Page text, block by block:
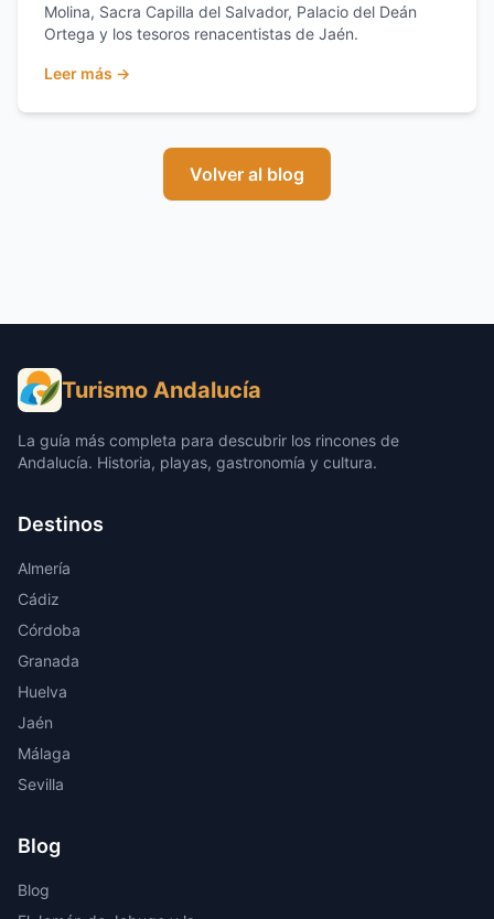
Molina, Sacra Capilla del Salvador, Palacio del Deán
Ortega y los tesoros renacentistas de Jaén.
Leer más →
Volver al blog
Turismo Andalucía
La guía más completa para descubrir los rincones de
Andalucía. Historia, playas, gastronomía y cultura.
Destinos
Almería
Cádiz
Córdoba
Granada
Huelva
Jaén
Málaga
Sevilla
Blog
Blog